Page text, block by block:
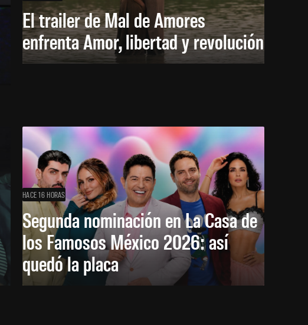
El trailer de Mal de Amores
enfrenta Amor, libertad y revolución
HACE 16 HORAS
Segunda nominación en La Casa de
los Famosos México 2026: así
quedó la placa